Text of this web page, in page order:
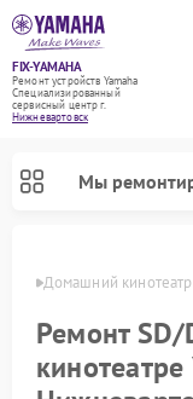
FIX-YAMAHA
Ремонт устройств Yamaha
Специализированный
cервисный центр г.
Нижневартовск
Мы
Домашний
Ремонт